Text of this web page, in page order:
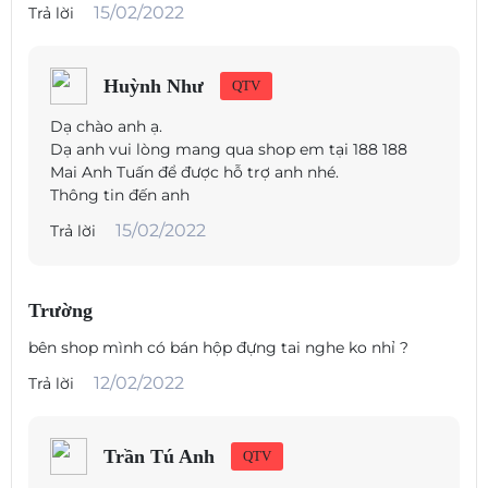
được hỗ trợ Qi để sạc không dây liền mạch từ một miếng sạc tùy chọn.
NGUYÊN VẬT LIỆU
Lớp tráng nhôm trong vỏ của Beoplay E8 Sport và các bề mặt silicone
bền bỉ, dễ lau chùi và xử lý. Thiết kế vỏ mỏng có thể bỏ túi giúp bạn dễ
dàng mang theo bên mình hoặc cất trong túi tập gym. Một vòng kim loại
THỜI TIẾT
Trả lời
15/02/2022
Huỳnh Như QTV
Dạ chào anh ạ.
Dạ anh vui lòng mang qua shop em tại 188 188
Mai Anh Tuấn để được hỗ trợ anh nhé.
Thông tin đến anh
Trả lời
15/02/2022
Trường
bên shop mình có bán hộp đựng tai nghe ko nhỉ ?
Trả lời
12/02/2022
Trần Tú Anh QTV